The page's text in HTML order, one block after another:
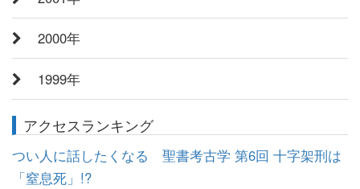
2000年
1999年
アクセスランキング
つい人に話したくなる 聖書考古学 第6回 十字架刑は
「窒息死」!?